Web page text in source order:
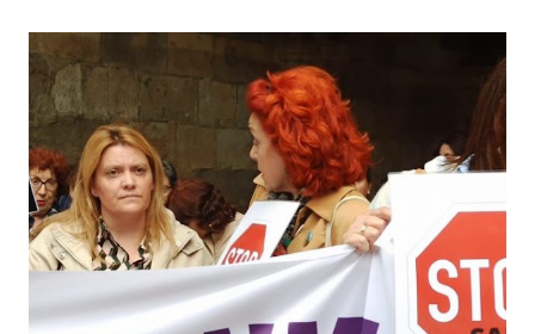
por un presunto maestro egipcio llegado desde el Nilo
para educar a los niños de la villa romana. Mi informador y
yo hacíamos risas ante la casualidad de las casualidades:
Euskadi era de nuevo pionera. Ibarretxe dormía entonces
en Ajuria Enea y no paraba de contar a tirios y troyanos que
Euskal Herria era un pueblo con 7.000 años de antigüedad.
Por fin llegaba la arqueología para confirmar sus teorías.
Tuvo que ser su consejera de Cultura y portavoz Miren
Azkarate ...